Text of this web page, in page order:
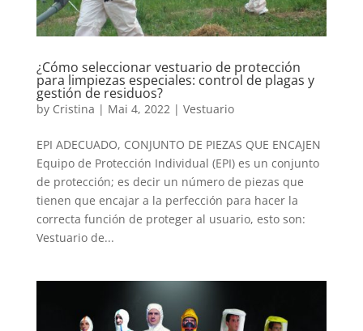
¿Cómo seleccionar vestuario de protección
para limpiezas especiales: control de plagas y
gestión de residuos?
by Cristina | Mai 4, 2022| Vestuario
EPI ADECUADO, CONJUNTO DE PIEZAS QUE ENCAJEN
Equipo de Protección Individual (EPI) es un conjunto
de protección; es decir un número de piezas que
tienen que encajar a la perfección para hacer la
correcta función de proteger al usuario, esto son:
Vestuario de...